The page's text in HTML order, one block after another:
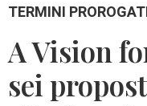
TERMINI
A Vision
sei